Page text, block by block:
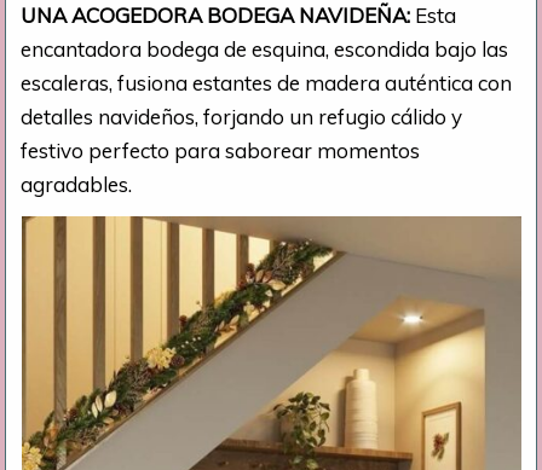
UNA ACOGEDORA BODEGA NAVIDEÑA: Esta
encantadora bodega de esquina, escondida bajo las
escaleras, fusiona estantes de madera auténtica con
detalles navideños, forjando un refugio cálido y
festivo perfecto para saborear momentos
agradables.